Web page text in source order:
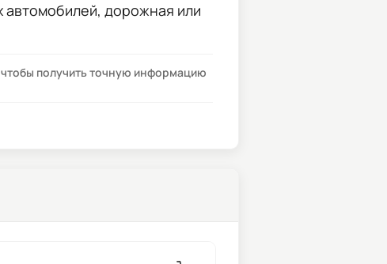
автомобилей, дорожная или
получить точную информацию